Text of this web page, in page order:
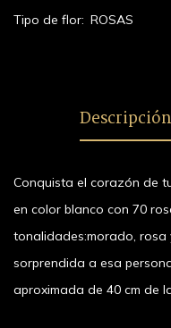
Tipo de flor: ROSAS
Descripción
Conquista el corazón de
en color blanco con 70
tonalidades:morado, rosa
sorprendida a esa
aproximada de 40 cm de